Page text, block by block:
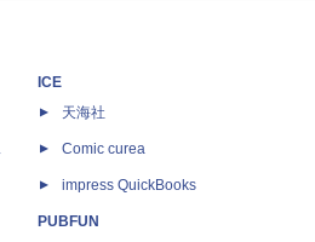
ICE
天海社
Comic curea
impress QuickBooks
PUBFUN